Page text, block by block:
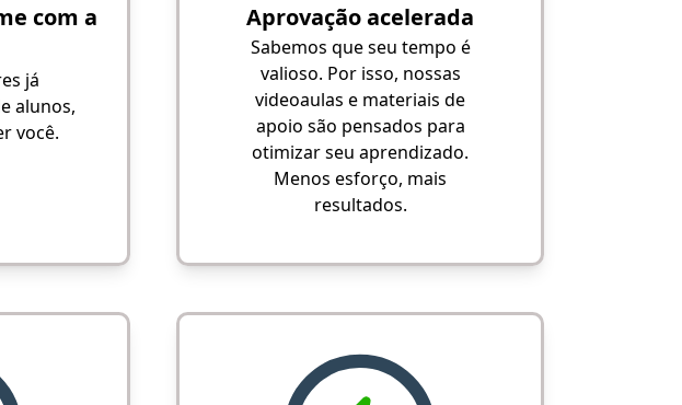
com a
já
alunos,
você.
Aprovação acelerada
Sabemos que seu tempo é
valioso. Por isso, nossas
videoaulas e materiais de
apoio são pensados para
otimizar seu aprendizado.
Menos esforço, mais
resultados.